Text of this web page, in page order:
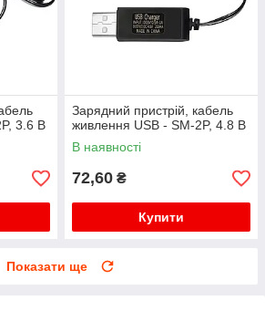
3.6 В
Зарядний пристрій, кабель
живлення USB - SM-2P, 4.8 В
В наявності
72,60 ₴
Купити
Показати ще